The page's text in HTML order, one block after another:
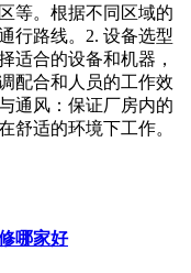
等。根据不同区域的
行路线。2. 设备选型
适合的设备和机器，
配合和人员的工作效
通风：保证厂房内的
舒适的环境下工作。
哪家好